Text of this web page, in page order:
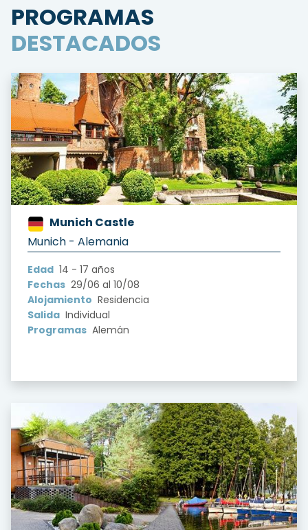
PROGRAMAS
DESTACADOS
?version=1.0&t=1722643694612
Munich Castle
Munich - Alemania
Edad 14 - 17 años
Fechas 29/06 al 10/08
Alojamiento Residencia
Salida Individual
Programas Alemán